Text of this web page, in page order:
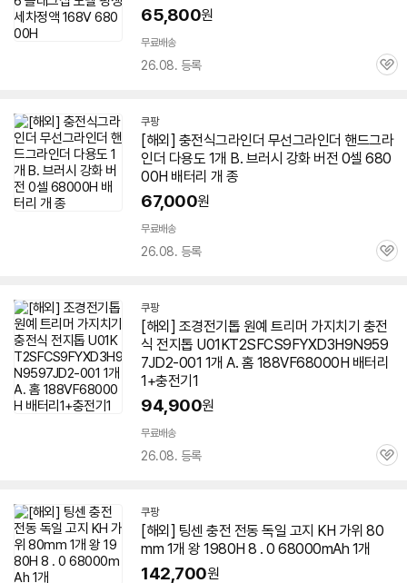
65,800원
무료배송
26.08. 등록
관
쿠팡
[해외] 충전식그라인더 무선그라인더 핸드그라
인더 다용도 1개 B. 브러시 강화 버전 0셀 680
00H 배터리 개 종
67,000원
무료배송
26.08. 등록
관
쿠팡
[해외] 조경전기톱 원예 트리머 가지치기 충전
식 전지톱 U01KT2SFCS9FYXD3H9N959
7JD2-001 1개 A. 홈 188VF68000H 배터리
1+충전기1
94,900원
무료배송
26.08. 등록
관
쿠팡
[해외] 팅센 충전 전동 독일 고지 KH 가위 80
mm 1개 왕 1980H 8 . 0 68000mAh 1개
142,700원